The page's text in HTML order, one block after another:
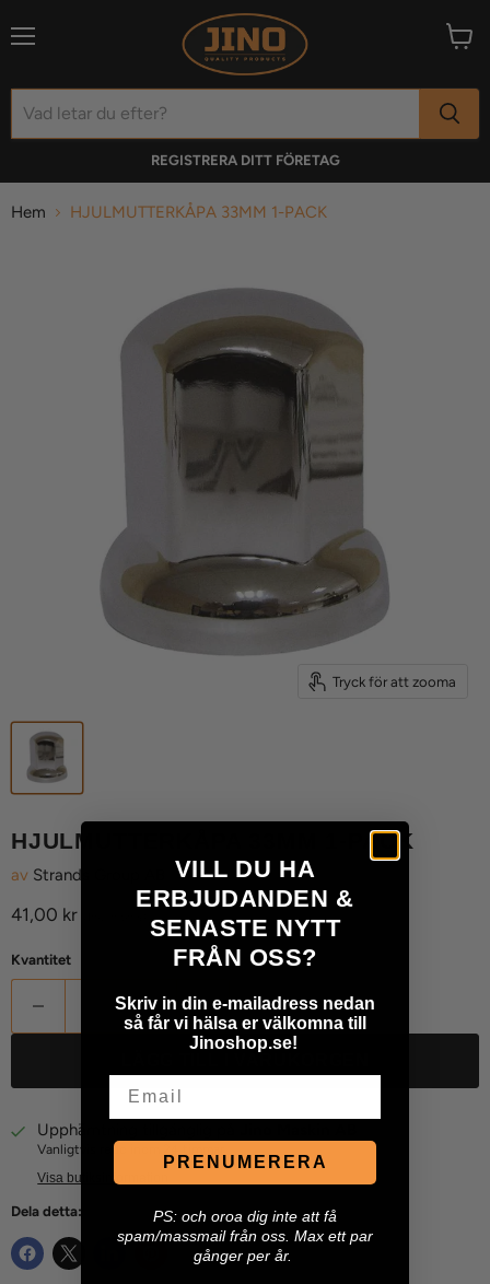
REGISTRERA DITT FÖRETAG
Hem HJULMUTTERKÅPA 33MM 1-PACK
Tryck för att zooma
HJULMUTTERKÅPA 33MM 1-PACK
av Strands Group AB
Aktuellt pris
41,00 kr
Kvantitet
Upphämtning tillgänglig på
Vanligtvis redo inom 24 timmar
Visa butiksinformation
Dela detta:
VILL DU HA
ERBJUDANDEN &
SENASTE NYTT
FRÅN OSS?
Skriv in din e-mailadress nedan
så får vi hälsa er välkomna till
Jinoshop.se!
PRENUMERERA
PS: och oroa dig inte att få
spam/massmail från oss. Max ett par
gånger per år.